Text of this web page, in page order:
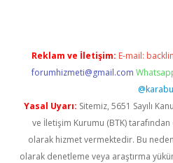
Reklam ve İletişim: E-mail:
forumhizmeti@gmail.com
Yasal Uyarı: Sitemiz, 5651 Sayılı
ve İletişim Kurumu (BTK) tarafından
olarak hizmet vermektedir. Bu
olarak denetleme veya araştırma